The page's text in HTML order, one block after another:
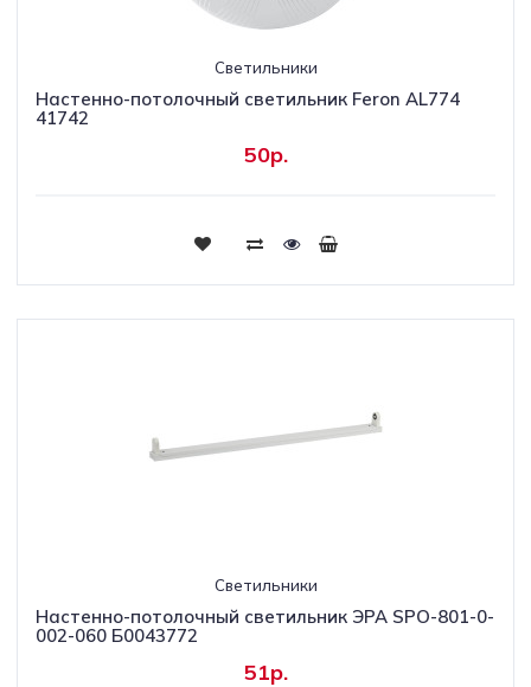
Светильники
Настенно-потолочный светильник Feron AL774
41742
50р.
Светильники
Настенно-потолочный светильник ЭРА SPO-801-0-
002-060 Б0043772
51р.